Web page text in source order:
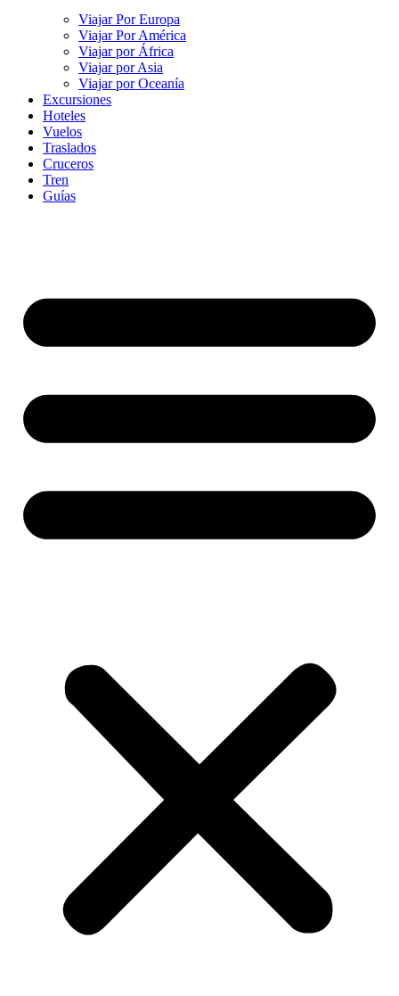
Viajar Por Europa
Viajar Por América
Viajar por África
Viajar por Asia
Viajar por Oceanía
Excursiones
Hoteles
Vuelos
Traslados
Cruceros
Tren
Guías